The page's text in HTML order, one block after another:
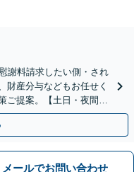
謝料請求したい側・され
財産分与などもお任せく
ご提案。【土日・夜間面
メールでお問い合わせ